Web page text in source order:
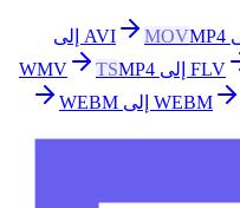
MOV
MP4 إلى
TSMP4